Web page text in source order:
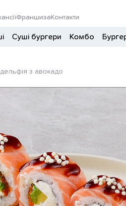
Франшиза Контакти
Суші бургери Комбо
з авокадо